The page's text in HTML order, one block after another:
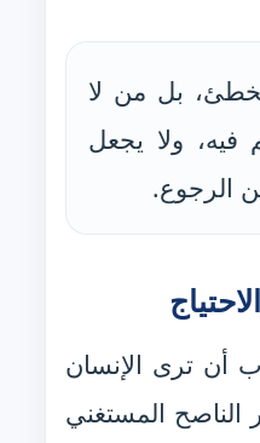
بل من لا
فيه، ولا يجعل
الرجوع.
أن ترى الإنسان
المستغني